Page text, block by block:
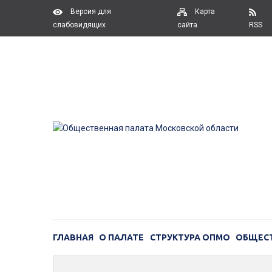
Версия для
слабовидящих
Карта
сайта
RSS
ГЛАВНАЯ О ПАЛАТЕ СТРУКТУРА ОПМО